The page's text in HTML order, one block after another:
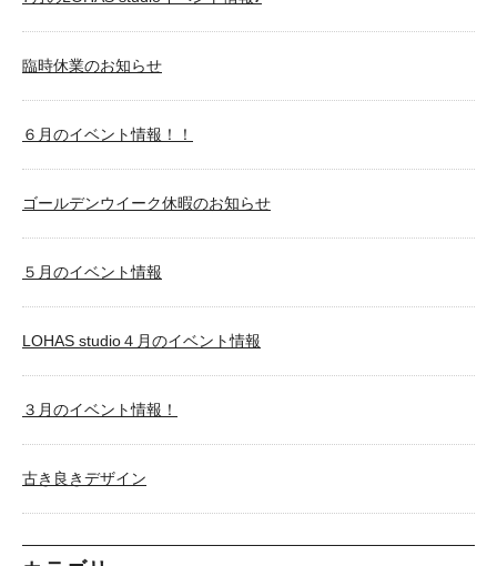
臨時休業のお知らせ
６月のイベント情報！！
ゴールデンウイーク休暇のお知らせ
５月のイベント情報
LOHAS studio４月のイベント情報
３月のイベント情報！
古き良きデザイン